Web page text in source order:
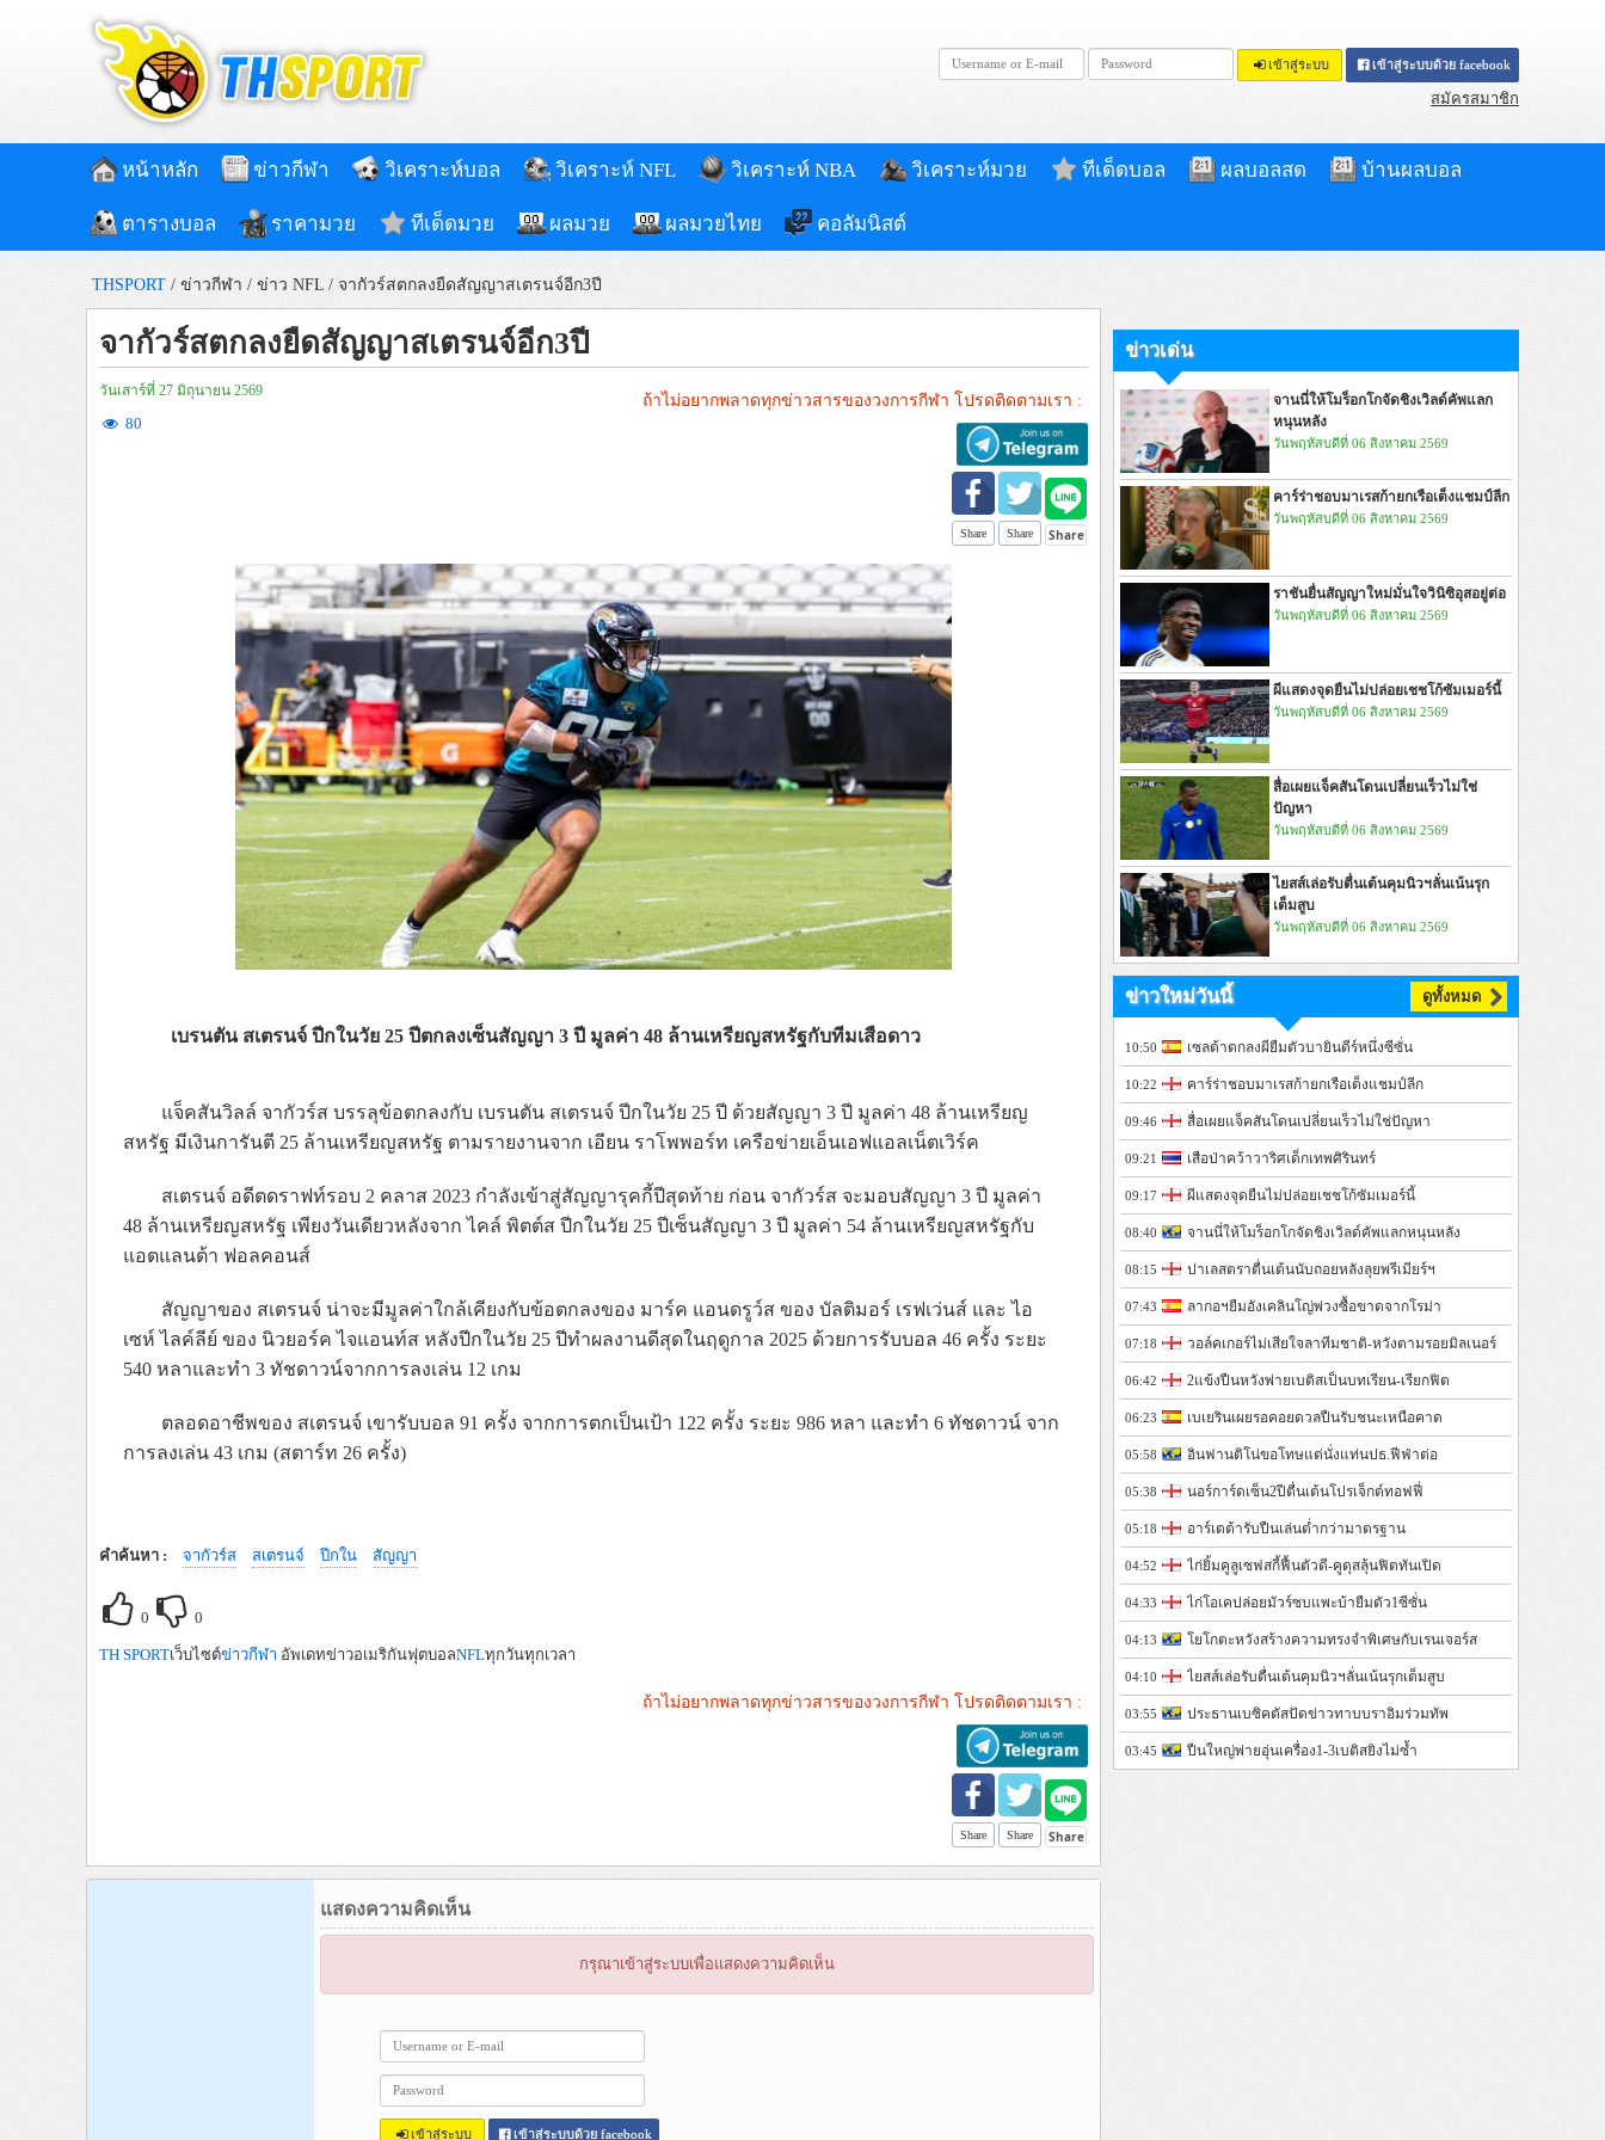
เข้าสู่ระบบ เข้าสู่ระบบด้วย facebook
สมัครสมาชิก
หน้าหลัก ข่าวกีฬา วิเคราะห์บอล วิเคราะห์ NFL วิเคราะห์ NBA วิเคราะห์มวย ทีเด็ดบอล ผลบอลสด บ้านผลบอล
ตารางบอล ราคามวย ทีเด็ดมวย ผลมวย ผลมวยไทย คอลัมนิสต์
THSPORT / ข่าวกีฬา / ข่าว NFL / จากัวร์สตกลงยืดสัญญาสเตรนจ์อีก3ปี
จากัวร์สตกลงยืดสัญญาสเตรนจ์อีก3ปี
วันเสาร์ที่ 27 มิถุนายน 2569
80
ถ้าไม่อยากพลาดทุกข่าวสารของวงการกีฬา โปรดติดตามเรา :
Share Share
เบรนตัน สเตรนจ์ ปีกในวัย 25 ปีตกลงเซ็นสัญญา 3 ปี มูลค่า 48 ล้านเหรียญสหรัฐกับทีมเสือดาว
แจ็คสันวิลล์ จากัวร์ส บรรลุข้อตกลงกับ เบรนตัน สเตรนจ์ ปีกในวัย 25 ปี ด้วยสัญญา 3 ปี มูลค่า 48 ล้านเหรียญ
สหรัฐ มีเงินการันตี 25 ล้านเหรียญสหรัฐ ตามรายงานจาก เอียน ราโพพอร์ท เครือข่ายเอ็นเอฟแอลเน็ตเวิร์ค
สเตรนจ์ อดีตดราฟท์รอบ 2 คลาส 2023 กำลังเข้าสู่สัญญารุคกี้ปีสุดท้าย ก่อน จากัวร์ส จะมอบสัญญา 3 ปี มูลค่า
48 ล้านเหรียญสหรัฐ เพียงวันเดียวหลังจาก ไคล์ พิตต์ส ปีกในวัย 25 ปีเซ็นสัญญา 3 ปี มูลค่า 54 ล้านเหรียญสหรัฐกับ
แอตแลนต้า ฟอลคอนส์
สัญญาของ สเตรนจ์ น่าจะมีมูลค่าใกล้เคียงกับข้อตกลงของ มาร์ค แอนดรูว์ส ของ บัลติมอร์ เรฟเว่นส์ และ ไอ
เซห์ ไลค์ลีย์ ของ นิวยอร์ค ไจแอนท์ส หลังปีกในวัย 25 ปีทำผลงานดีสุดในฤดูกาล 2025 ด้วยการรับบอล 46 ครั้ง ระยะ
540 หลาและทำ 3 ทัชดาวน์จากการลงเล่น 12 เกม
ตลอดอาชีพของ สเตรนจ์ เขารับบอล 91 ครั้ง จากการตกเป็นเป้า 122 ครั้ง ระยะ 986 หลา และทำ 6 ทัชดาวน์ จาก
การลงเล่น 43 เกม (สตาร์ท 26 ครั้ง)
คำค้นหา : จากัวร์ส สเตรนจ์ ปีกใน สัญญา
0 0
TH SPORTเว็บไซต์ข่าวกีฬา อัพเดทข่าวอเมริกันฟุตบอลNFLทุกวันทุกเวลา
ถ้าไม่อยากพลาดทุกข่าวสารของวงการกีฬา โปรดติดตามเรา :
Share Share
แสดงความคิดเห็น
กรุณาเข้าสู่ระบบเพื่อแสดงความคิดเห็น
เข้าสู่ระบบ เข้าสู่ระบบด้วย facebook
ข่าวเด่น
จานนี่ให้โมร็อกโกจัดชิงเวิลด์คัพแลก
หนุนหลัง
วันพฤหัสบดีที่ 06 สิงหาคม 2569
คาร์ร่าชอบมาเรสก้ายกเรือเต็งแชมป์ลีก
วันพฤหัสบดีที่ 06 สิงหาคม 2569
ราชันยื่นสัญญาใหม่มั่นใจวินิซิอุสอยู่ต่อ
วันพฤหัสบดีที่ 06 สิงหาคม 2569
ผีแสดงจุดยืนไม่ปล่อยเชชโก้ซัมเมอร์นี้
วันพฤหัสบดีที่ 06 สิงหาคม 2569
สื่อเผยแจ็คสันโดนเปลี่ยนเร็วไม่ใช่
ปัญหา
วันพฤหัสบดีที่ 06 สิงหาคม 2569
ไยสส์เล่อรับตื่นเต้นคุมนิวฯลั่นเน้นรุก
เต็มสูบ
วันพฤหัสบดีที่ 06 สิงหาคม 2569
ข่าวใหม่วันนี้ ดูทั้งหมด
10:50 เซลต้าตกลงผียืมตัวบายินดีร์หนึ่งซีซั่น
10:22 คาร์ร่าชอบมาเรสก้ายกเรือเต็งแชมป์ลีก
09:46 สื่อเผยแจ็คสันโดนเปลี่ยนเร็วไม่ใช่ปัญหา
09:21 เสือป่าคว้าวาริศเด็กเทพศิรินทร์
09:17 ผีแสดงจุดยืนไม่ปล่อยเชชโก้ซัมเมอร์นี้
08:40 จานนี่ให้โมร็อกโกจัดชิงเวิลด์คัพแลกหนุนหลัง
08:15 ปาเลสตราตื่นเต้นนับถอยหลังลุยพรีเมียร์ฯ
07:43 ลากอฯยืมอังเคลินโญ่พ่วงซื้อขาดจากโรม่า
07:18 วอล์คเกอร์ไม่เสียใจลาทีมชาติ-หวังตามรอยมิลเนอร์
06:42 2แข้งปืนหวังพ่ายเบติสเป็นบทเรียน-เรียกฟิต
06:23 เบเยรินเผยรอคอยดวลปืนรับชนะเหนือคาด
05:58 อินฟานติโน่ขอโทษแต่นั่งแท่นปธ.ฟีฟ่าต่อ
05:38 นอร์การ์ดเซ็น2ปีตื่นเต้นโปรเจ็กต์ทอฟฟี่
05:18 อาร์เตต้ารับปืนเล่นต่ำกว่ามาตรฐาน
04:52 ไก่ยิ้มคูลูเซฟสกี้ฟื้นตัวดี-คูดุสลุ้นฟิตทันเปิด
04:33 ไก่โอเคปล่อยมัวร์ซบแพะบ้ายืมตัว1ซีซั่น
04:13 โยโกตะหวังสร้างความทรงจำพิเศษกับเรนเจอร์ส
04:10 ไยสส์เล่อรับตื่นเต้นคุมนิวฯลั่นเน้นรุกเต็มสูบ
03:55 ประธานเบซิคตัสปัดข่าวทาบบราอิมร่วมทัพ
03:45 ปืนใหญ่พ่ายอุ่นเครื่อง1-3เบติสยิงไม่ซ้ำ